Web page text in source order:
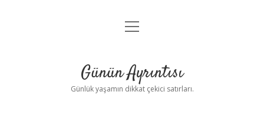
Anasayfa
Yasal Uyarı
menüyü
Günün Ayrıntısı
Günlük yaşamın dikkat çekici satırları.